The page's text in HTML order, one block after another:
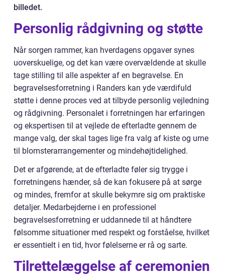
billedet.
Personlig rådgivning og støtte
Når sorgen rammer, kan hverdagens opgaver synes
uoverskuelige, og det kan være overvældende at skulle
tage stilling til alle aspekter af en begravelse. En
begravelsesforretning i Randers kan yde værdifuld
støtte i denne proces ved at tilbyde personlig vejledning
og rådgivning. Personalet i forretningen har erfaringen
og ekspertisen til at vejlede de efterladte gennem de
mange valg, der skal tages lige fra valg af kiste og urne
til blomsterarrangementer og mindehøjtidelighed.
Det er afgørende, at de efterladte føler sig trygge i
forretningens hænder, så de kan fokusere på at sørge
og mindes, fremfor at skulle bekymre sig om praktiske
detaljer. Medarbejderne i en professionel
begravelsesforretning er uddannede til at håndtere
følsomme situationer med respekt og forståelse, hvilket
er essentielt i en tid, hvor følelserne er rå og sarte.
Tilrettelæggelse af ceremonien